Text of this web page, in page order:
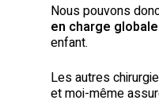
Nous pouvons
en charge
enfant.
Les autres
et moi-même